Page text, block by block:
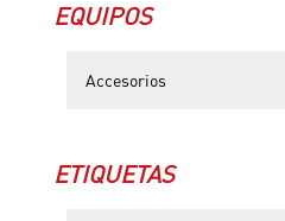
EQUIPOS
ETIQUETAS